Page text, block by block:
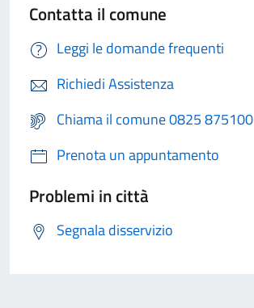
Contatta il comune
Leggi le domande frequenti
Richiedi Assistenza
Chiama il comune 0825 875100
Prenota un appuntamento
Problemi in città
Segnala disservizio